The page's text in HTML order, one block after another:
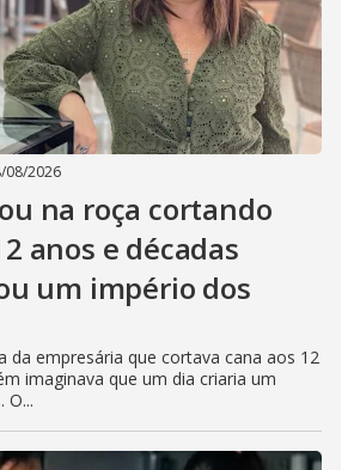
08/2026
na roça cortando
anos e décadas
um império dos
da empresária que cortava cana aos 12
imaginava que um dia criaria um
O...